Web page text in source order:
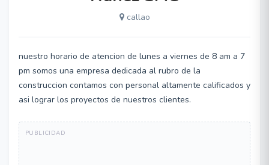
callao
nuestro horario de atencion de lunes a viernes de 8 am a 7
pm somos una empresa dedicada al rubro de la
construccion contamos con personal altamente calificados y
asi lograr los proyectos de nuestros clientes.